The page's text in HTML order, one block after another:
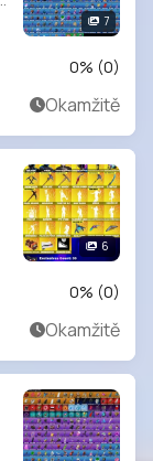
7
0% (0)
Okamžitě
6
0% (0)
Okamžitě